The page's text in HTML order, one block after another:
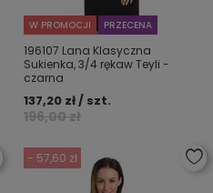
W PROMOCJI PRZECENA
196107 Lana Klasyczna
Sukienka, 3/4 rękaw Teyli -
czarna
196,00 zł
137,20 zł / szt.
- 57,60 zł